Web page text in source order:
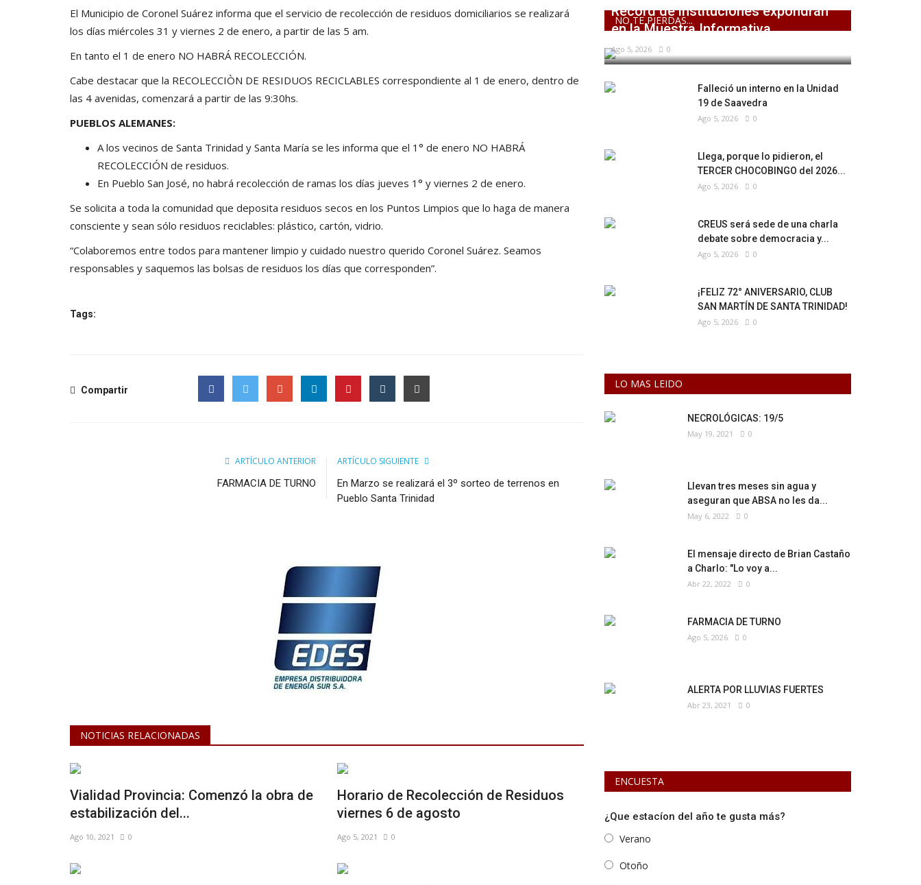
El Municipio de Coronel Suárez informa que el servicio de recolección de residuos domiciliarios se realizará
los días miércoles 31 y viernes 2 de enero, a partir de las 5 am.
En tanto el 1 de enero NO HABRÁ RECOLECCIÓN.
Cabe destacar que la RECOLECCIÒN DE RESIDUOS RECICLABLES correspondiente al 1 de enero, dentro de
las 4 avenidas, comenzará a partir de las 9:30hs.
PUEBLOS ALEMANES:
A los vecinos de Santa Trinidad y Santa María se les informa que el 1° de enero NO HABRÁ
RECOLECCIÓN de residuos.
En Pueblo San José, no habrá recolección de ramas los días jueves 1° y viernes 2 de enero.
Se solicita a toda la comunidad que deposita residuos secos en los Puntos Limpios que lo haga de manera
consciente y sean sólo residuos reciclables: plástico, cartón, vidrio.
“Colaboremos entre todos para mantener limpio y cuidado nuestro querido Coronel Suárez. Seamos
responsables y saquemos las bolsas de residuos los días que corresponden”.
Tags:
Compartir
ARTÍCULO ANTERIOR
FARMACIA DE TURNO
ARTÍCULO SIGUIENTE
En Marzo se realizará el 3º sorteo de terrenos en
Pueblo Santa Trinidad
NOTICIAS RELACIONADAS
Vialidad Provincia: Comenzó la obra de
estabilización del...
Ago 10, 2021 0
Horario de Recolección de Residuos
viernes 6 de agosto⠀
Ago 5, 2021 0
NO TE PIERDAS...
Récord de instituciones expondrán
en la Muestra Informativa...
Ago 5, 2026 0
Falleció un interno en la Unidad
19 de Saavedra
Ago 5, 2026 0
Llega, porque lo pidieron, el
TERCER CHOCOBINGO del 2026...
Ago 5, 2026 0
CREUS será sede de una charla
debate sobre democracia y...
Ago 5, 2026 0
¡FELIZ 72° ANIVERSARIO, CLUB
SAN MARTÍN DE SANTA TRINIDAD!
Ago 5, 2026 0
LO MAS LEIDO
NECROLÓGICAS: 19/5
May 19, 2021 0
Llevan tres meses sin agua y
aseguran que ABSA no les da...
May 6, 2022 0
El mensaje directo de Brian Castaño
a Charlo: "Lo voy a...
Abr 22, 2022 0
FARMACIA DE TURNO
Ago 5, 2026 0
ALERTA POR LLUVIAS FUERTES
Abr 23, 2021 0
ENCUESTA
¿Que estacíon del año te gusta más?
Verano
Otoño